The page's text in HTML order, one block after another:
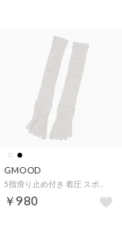
GMOOD
5指滑り止め付き 着圧 スポーツソックス メンズ ジュニア サッカー 靴下 （ホワイト）
￥980